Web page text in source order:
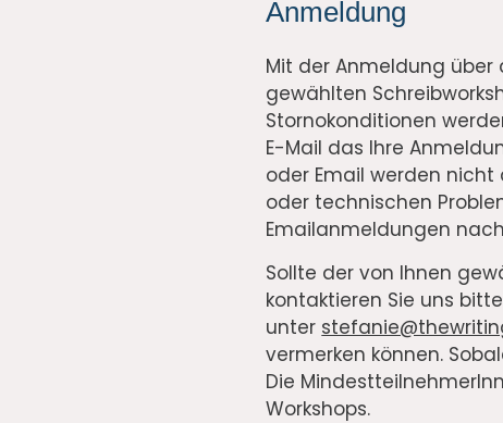
Anmeldung
Mit der Anmeldung
gewählten
Stornokonditionen
E-Mail das Ihre
oder Email werden nicht
oder technischen
Emailanmeldungen
Sollte der von Ihnen
kontaktieren Sie uns
unter
vermerken können.
Die
Workshops.